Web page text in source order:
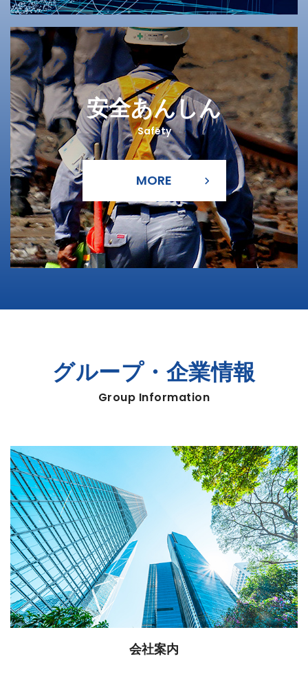
安全あんしん
Safety
グループ・企業情報
Group Information
会社案内